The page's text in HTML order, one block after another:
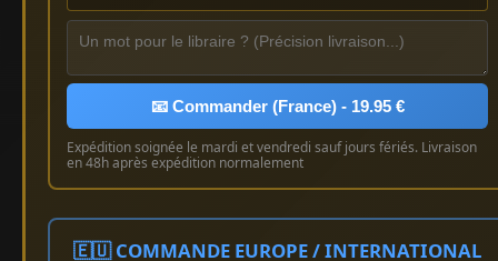
📧 Commander (France) - 19.95 €
Expédition soignée le mardi et vendredi sauf jours fériés. Livraison
en 48h après expédition normalement
🇪🇺 COMMANDE EUROPE / INTERNATIONAL